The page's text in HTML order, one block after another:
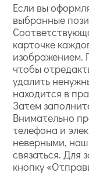
Если вы
выбранные
карточке
изображением.
чтобы
удалить
находится в
Затем
Внимательно
телефона и
неверными,
связаться. Для
кнопку